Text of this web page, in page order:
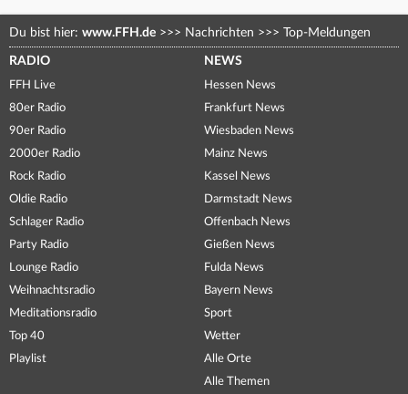
Du bist hier: www.FFH.de >>> Nachrichten >>> Top-Meldungen
RADIO
FFH Live
80er Radio
90er Radio
2000er Radio
Rock Radio
Oldie Radio
Schlager Radio
Party Radio
Lounge Radio
Weihnachtsradio
Meditationsradio
Top 40
Playlist
NEWS
Hessen News
Frankfurt News
Wiesbaden News
Mainz News
Kassel News
Darmstadt News
Offenbach News
Gießen News
Fulda News
Bayern News
Sport
Wetter
Alle Orte
Alle Themen